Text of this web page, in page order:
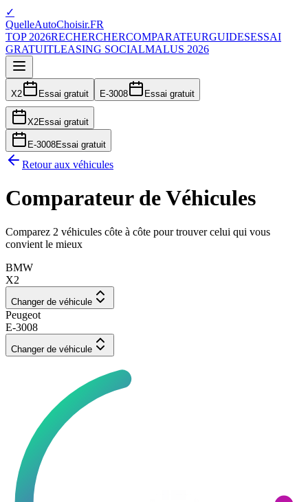
✓
QuelleAutoChoisir.FR
TOP 2026RECHERCHERCOMPARATEURGUIDESESSAI
GRATUITLEASING SOCIALMALUS 2026
X2 Essai gratuit E-3008 Essai gratuit
X2Essai gratuit
E-3008Essai gratuit
Retour aux véhicules
Comparateur de Véhicules
Comparez 2 véhicules côte à côte pour trouver celui qui vous
convient le mieux
BMW
X2
Changer de véhicule
Peugeot
E-3008
Changer de véhicule